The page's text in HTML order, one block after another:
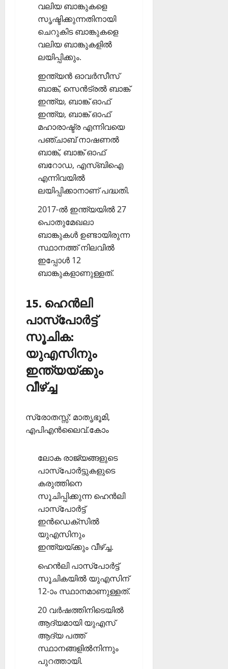
വലിയ ബാങ്കുകളെ
സൃഷ്ടിക്കുന്നതിനായി
ചെറുകിട ബാങ്കുകളെ
വലിയ ബാങ്കുകളില്‍
ലയിപ്പിക്കും.
ഇന്ത്യന്‍ ഓവര്‍സീസ്
ബാങ്ക്, സെന്‍ട്രല്‍ ബാങ്ക്
ഇന്ത്യ, ബാങ്ക് ഓഫ്
ഇന്ത്യ, ബാങ്ക് ഓഫ്
മഹാരാഷ്ട്ര എന്നിവയെ
പഞ്ചാബ് നാഷണല്‍
ബാങ്ക്, ബാങ്ക് ഓഫ്
ബറോഡ, എസ്ബിഐ
എന്നിവയില്‍
ലയിപ്പിക്കാനാണ് പദ്ധതി.
2017-ല്‍ ഇന്ത്യയില്‍ 27
പൊതുമേഖലാ
ബാങ്കുകള്‍ ഉണ്ടായിരുന്ന
സ്ഥാനത്ത് നിലവില്‍
ഇപ്പോള്‍ 12
ബാങ്കുകളാണുള്ളത്.
15. ഹെന്‍ലി
പാസ്‌പോര്‍ട്ട്
സൂചിക:
യുഎസിനും
ഇന്ത്യയ്ക്കും
വീഴ്ച്ച
സ്രോതസ്സ്: മാതൃഭൂമി,
എപിഎന്‍ലൈവ്.കോം
ലോക രാജ്യങ്ങളുടെ
പാസ്‌പോര്‍ട്ടുകളുടെ
കരുത്തിനെ
സൂചിപ്പിക്കുന്ന ഹെന്‍ലി
പാസ്‌പോര്‍ട്ട്
ഇന്‍ഡെക്‌സില്‍
യുഎസിനും
ഇന്ത്യയ്ക്കും വീഴ്ച്ച.
ഹെന്‍ലി പാസ്‌പോര്‍ട്ട്
സൂചികയില്‍ യുഎസിന്
12-ാം സ്ഥാനമാണുള്ളത്.
20 വര്‍ഷത്തിനിടെയില്‍
ആദ്യമായി യുഎസ്
ആദ്യ പത്ത്
സ്ഥാനങ്ങളില്‍നിന്നും
പുറത്തായി.